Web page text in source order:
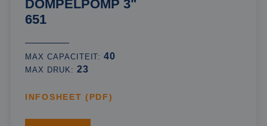
DOMPELPOMP 3"
651
MAX CAPACITEIT:40
MAX DRUK: 23
INFOSHEET (PDF)